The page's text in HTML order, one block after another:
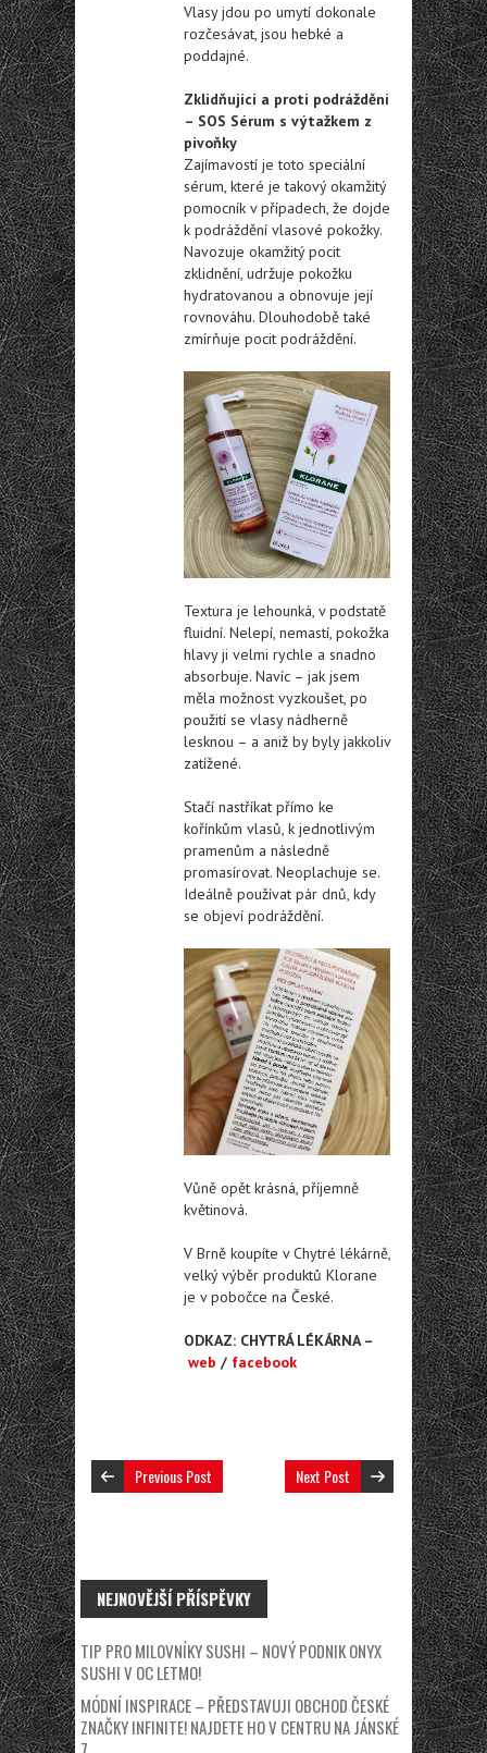
Vlasy jdou po umytí dokonale
rozčesávat, jsou hebké a
poddajné.
Zklidňující a proti podráždění
– SOS Sérum s výtažkem z
pivoňky
Zajímavostí je toto speciální
sérum, které je takový okamžitý
pomocník v případech, že dojde
k podráždění vlasové pokožky.
Navozuje okamžitý pocit
zklidnění, udržuje pokožku
hydratovanou a obnovuje její
rovnováhu. Dlouhodobě také
zmírňuje pocit podráždění.
Textura je lehounká, v podstatě
fluidní. Nelepí, nemastí, pokožka
hlavy ji velmi rychle a snadno
absorbuje. Navíc – jak jsem
měla možnost vyzkoušet, po
použití se vlasy nádherně
lesknou – a aniž by byly jakkoliv
zatížené.
Stačí nastříkat přímo ke
kořínkům vlasů, k jednotlivým
pramenům a následně
promasírovat. Neoplachuje se.
Ideálně používat pár dnů, kdy
se objeví podráždění.
Vůně opět krásná, příjemně
květinová.
V Brně koupíte v Chytré lékárně,
velký výběr produktů Klorane
je v pobočce na České.
ODKAZ: CHYTRÁ LÉKÁRNA –
web / facebook
Previous Post Next Post
NEJNOVĚJŠÍ PŘÍSPĚVKY
TIP PRO MILOVNÍKY SUSHI – NOVÝ PODNIK ONYX
SUSHI V OC LETMO!
MÓDNÍ INSPIRACE – PŘEDSTAVUJI OBCHOD ČESKÉ
ZNAČKY INFINITE! NAJDETE HO V CENTRU NA JÁNSKÉ
7.